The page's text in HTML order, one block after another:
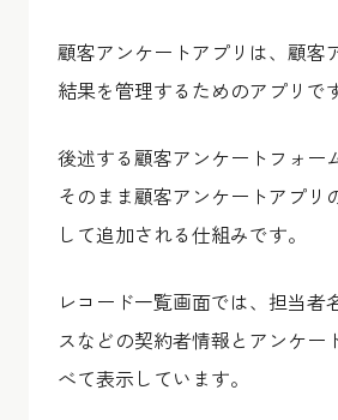
顧客アンケートアプリは、顧客
結果を管理するためのアプリで
後述する顧客アンケートフォー
そのまま顧客アンケートアプリ
して追加される仕組みです。
レコード一覧画面では、担当者
スなどの契約者情報とアンケー
べて表示しています。